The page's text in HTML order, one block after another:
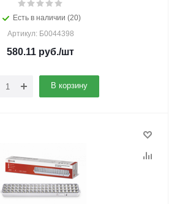
Есть в наличии (20)
Артикул: Б0044398
580.11 руб./шт
В корзину